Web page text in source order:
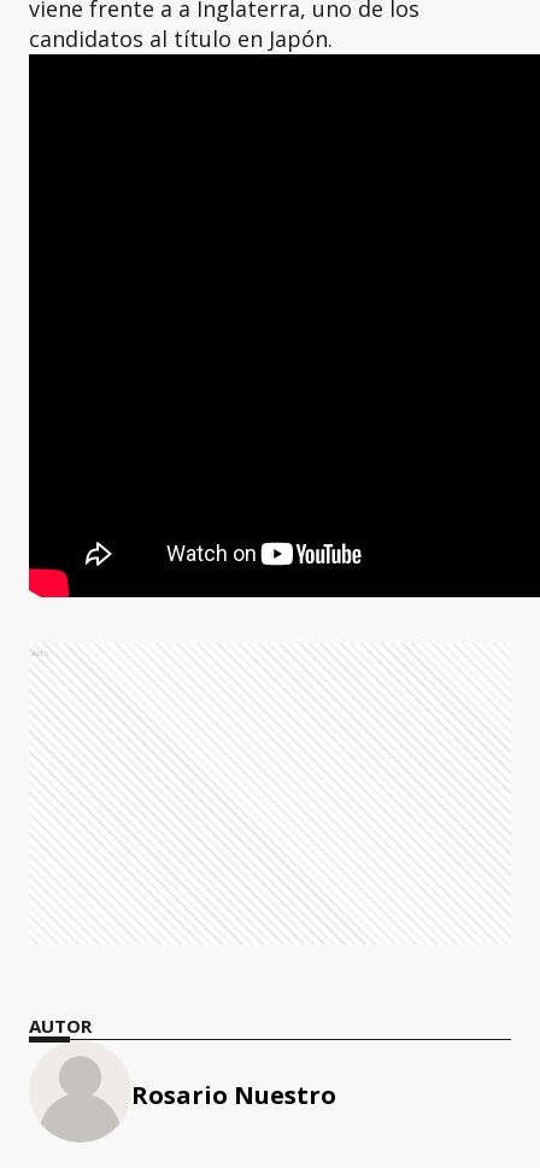
viene frente a a Inglaterra, uno de los
candidatos al título en Japón.
Ads
AUTOR
Rosario Nuestro